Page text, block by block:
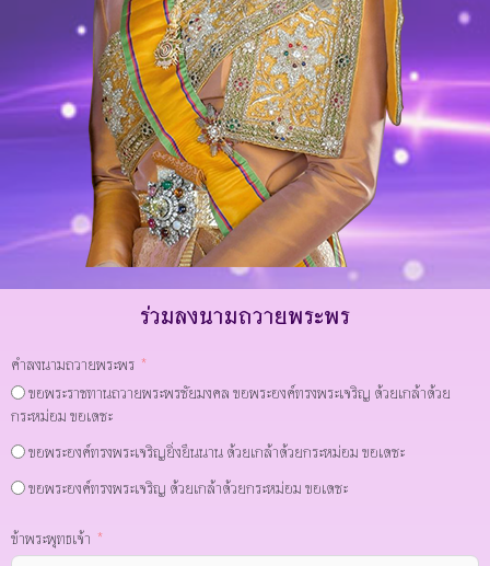
ร่วมลงนามถวายพระพร
คำลงนามถวายพระพร
ขอพระราชทานถวายพระพรชัยมงคล ขอพระองค์ทรงพระเจริญ ด้วยเกล้าด้วย
กระหม่อม ขอเดชะ
ขอพระองค์ทรงพระเจริญยิ่งยืนนาน ด้วยเกล้าด้วยกระหม่อม ขอเดชะ
ขอพระองค์ทรงพระเจริญ ด้วยเกล้าด้วยกระหม่อม ขอเดชะ
ข้าพระพุทธเจ้า